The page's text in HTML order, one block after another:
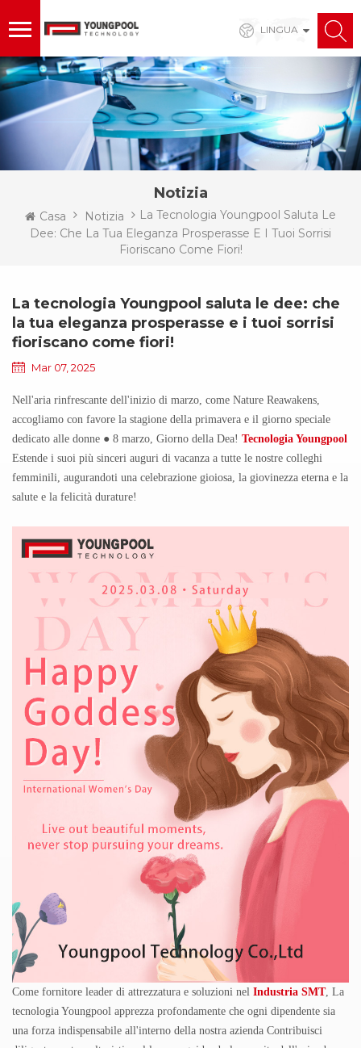
LINGUA
Notizia
Casa Notizia
La Tecnologia Youngpool Saluta Le
Dee: Che La Tua Eleganza Prosperasse E I Tuoi Sorrisi
Fioriscano Come Fiori!
La tecnologia Youngpool saluta le dee: che
la tua eleganza prosperasse e i tuoi sorrisi
fioriscano come fiori!
Mar 07, 2025
Nell'aria rinfrescante dell'inizio di marzo, come Nature Reawakens,
accogliamo con favore la stagione della primavera e il giorno speciale
dedicato alle donne ● 8 marzo, Giorno della Dea! Tecnologia Youngpool
Estende i suoi più sinceri auguri di vacanza a tutte le nostre colleghi
femminili, augurandoti una celebrazione gioiosa, la giovinezza eterna e la
salute e la felicità durature!
Come fornitore leader di attrezzatura e soluzioni nel Industria SMT, La
tecnologia Youngpool apprezza profondamente che ogni dipendente sia
una forza indispensabile all'interno della nostra azienda Contribuisci